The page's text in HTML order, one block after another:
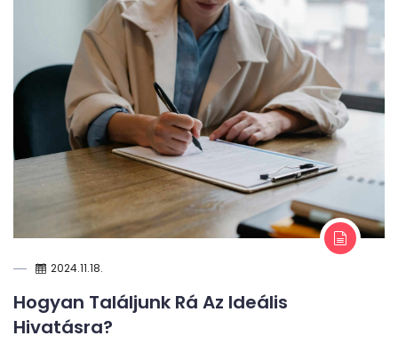
2024.11.18.
Hogyan Találjunk Rá Az Ideális
Hivatásra?